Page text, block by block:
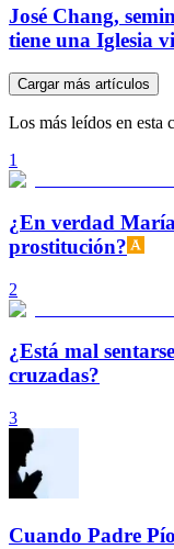
José Chang,
tiene una Iglesia
Cargar más artículos
Los más leídos en esta
1
¿En verdad
prostitución?
2
¿Está mal
cruzadas?
3
Cuando Padre